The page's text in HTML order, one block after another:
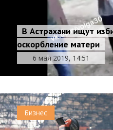
В Астрахани ищут
оскорбление матери
6 мая 2019, 14:51
Бизнес